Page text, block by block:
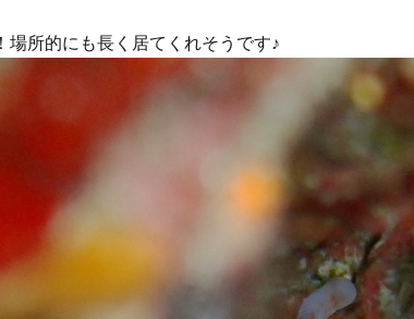
場所的にも長く居てくれそうです♪
幼魚
ハナビラウオ幼魚 ハマフエフキ
ハンマーヘッド ハンマーヘッドシャーク
ピカチュウ ヒ
ファンダイビングツアー ファン
フォトコンテスト開催中 フジイロウミウシ フジタウ
ミウシ
フデリンドウ ベニカエルアン
ホシエイの子供 ホタテツ
シ
ホホスジタルミ ホムラスベヨコエビ マイワシ